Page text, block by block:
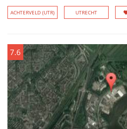
ACHTERVELD (UTR) UTRECHT
7.6